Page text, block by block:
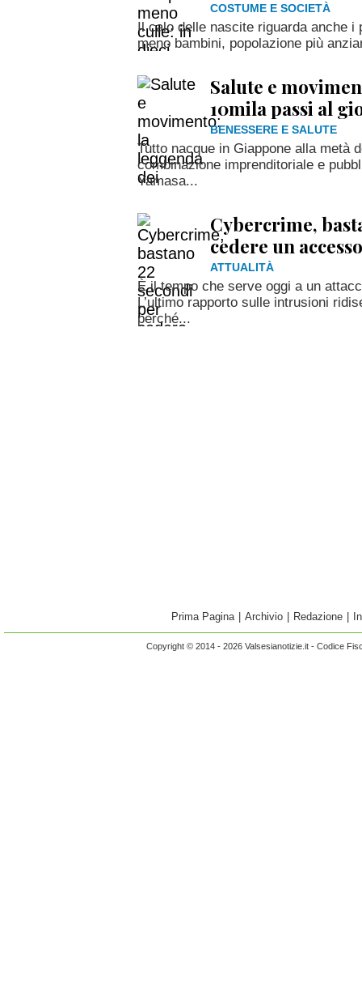
COSTUME E SOCIETÀ
Il calo delle nascite riguarda anche
meno bambini, popolazione più
Salute e
10mila passi al
BENESSERE E SALUTE
Tutto nacque in Giappone alla metà
combinazione imprenditoriale e
Yamasa...
Cybercrime,
cedere un
ATTUALITÀ
È il tempo che serve oggi a un
L’ultimo rapporto sulle intrusioni
perché...
Prima Pagina Archivio Redazione
Copyright © 2014 - 2026 Valsesianotizie.it - Codice